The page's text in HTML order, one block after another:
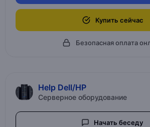
Купить сейчас
Безопасная оплата
Help Dell/HP
Серверное оборудование
Начать беседу